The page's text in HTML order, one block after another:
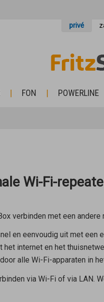
privé
FON POWERLINE
Wi-Fi-
verbinden met een
en eenvoudig uit met
internet en het
alle Wi-Fi-apparaten in
via Wi-Fi of via LAN.